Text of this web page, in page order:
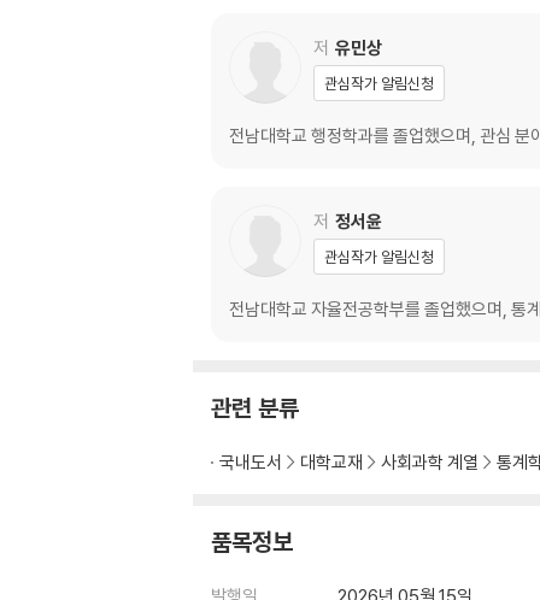
제7장 모수의 추정과 검정
1. 추론통계학의 이해
2. 중심극한정리의 이해
3. t-분포와 t-검정
1. 독립표본 t-검정
2. 일원배치 분산분석
3. 분석 실습
제9장 연속형 변수 간의 관계 검정
3. 선형회귀분석
제10장 데이터 사이언스의 발전과 미래
2. 의사결정나무
3. 랜덤 포레스트
4. K-Means 군집분석
저 유민상
관심작가 알림신청
전남대학교 행정학과를 졸업했으며, 관심 분
저 정서윤
관심작가 알림신청
전남대학교 자율전공학부를 졸업했으며, 통
관련 분류
국내도서 대학교재 사회과학 계열 통계
품목정보